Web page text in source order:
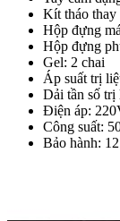
Kít tháo thay
Hộp đựng
Hộp đựng
Gel: 2 chai
Áp suất trị
Dải tần số
Điện áp:
Công suất:
Bảo hành: